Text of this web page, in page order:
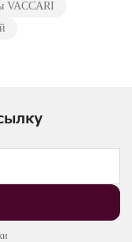
VACCARI